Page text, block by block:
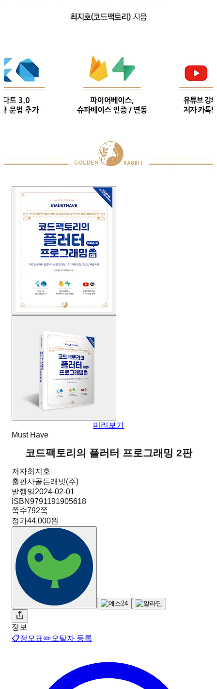
미리보기
Must Have
코드팩토리의 플러터 프로그래밍 2판
저자최지호
출판사골든래빗(주)
발행일2024-02-01
ISBN9791191905618
쪽수792쪽
정가44,000원
정보
📋정오표✏️오탈자 등록